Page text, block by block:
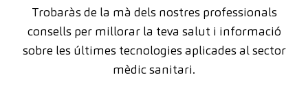
Trobaràs de la mà dels nostres professionals
consells per millorar la teva salut i informació
sobre les últimes tecnologies aplicades al sector
mèdic sanitari.